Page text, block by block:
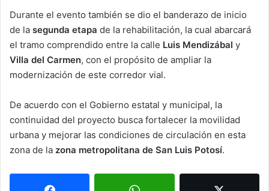
Durante el evento también se dio el banderazo de inicio
de la segunda etapa de la rehabilitación, la cual abarcará
el tramo comprendido entre la calle Luis Mendizábal y
Villa del Carmen, con el propósito de ampliar la
modernización de este corredor vial.
De acuerdo con el Gobierno estatal y municipal, la
continuidad del proyecto busca fortalecer la movilidad
urbana y mejorar las condiciones de circulación en esta
zona de la zona metropolitana de San Luis Potosí.